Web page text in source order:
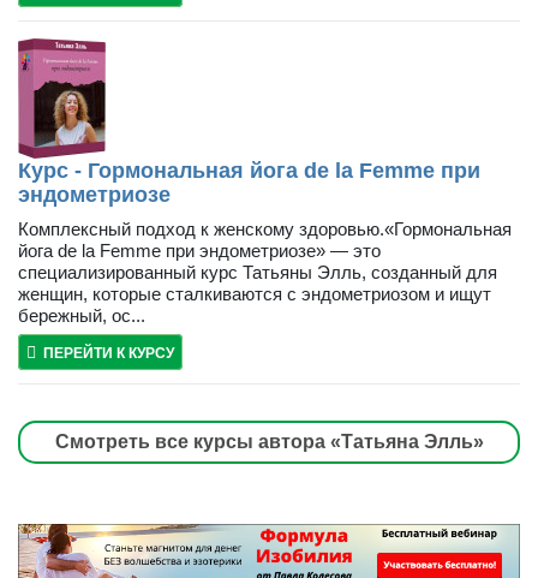
Курс - Гормональная йога de la Femme при
эндометриозе
Комплексный подход к женскому здоровью.«Гормональная
йога de la Femme при эндометриозе» — это
специализированный курс Татьяны Элль, созданный для
женщин, которые сталкиваются с эндометриозом и ищут
бережный, ос...
ПЕРЕЙТИ К КУРСУ
Смотреть все курсы автора «Татьяна Элль»